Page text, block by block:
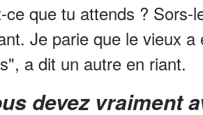
que tu attends ? Sors-
Je parie que le vieux
a dit un autre en riant.